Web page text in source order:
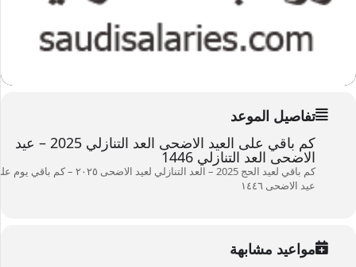
تفاصيل الموعد
كم باقي على العيد الاضحى العد التنازلي 2025 – عيد
الاضحى العد التنازلي 1446
كم باقي لعيد الحج 2025 – العد التنازلي لعيد الاضحى ۲۰۲٥ – كم
عيد الاضحى ۱٤٤٦
مواعيد مشابهة